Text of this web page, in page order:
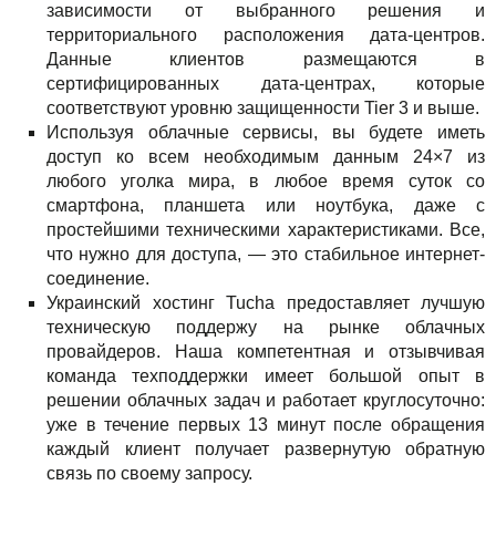
зависимости от выбранного решения и
территориального расположения дата-центров.
Данные клиентов размещаются в
сертифицированных дата-центрах, которые
соответствуют уровню защищенности Tier 3 и выше.
Используя облачные сервисы, вы будете иметь
доступ ко всем необходимым данным 24×7 из
любого уголка мира, в любое время суток со
смартфона, планшета или ноутбука, даже с
простейшими техническими характеристиками. Все,
что нужно для доступа, — это стабильное интернет-
соединение.
Украинский хостинг Tucha предоставляет лучшую
техническую поддержу на рынке облачных
провайдеров. Наша компетентная и отзывчивая
команда техподдержки имеет большой опыт в
решении облачных задач и работает круглосуточно:
уже в течение первых 13 минут после обращения
каждый клиент получает развернутую обратную
связь по своему запросу.